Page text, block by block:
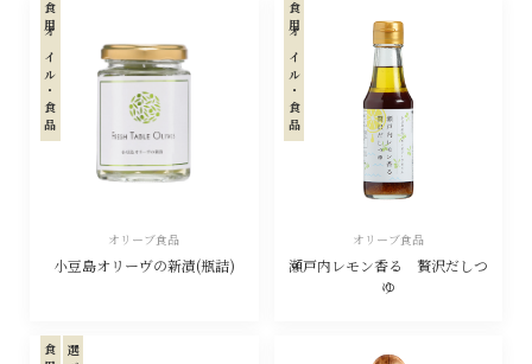
オリーブ食品
小豆島オリーヴの新漬(瓶詰)
食用オイル・食品
オリーブ食品
瀬戸内レモン香る 贅沢だしつ
ゆ
食用オイル・食品